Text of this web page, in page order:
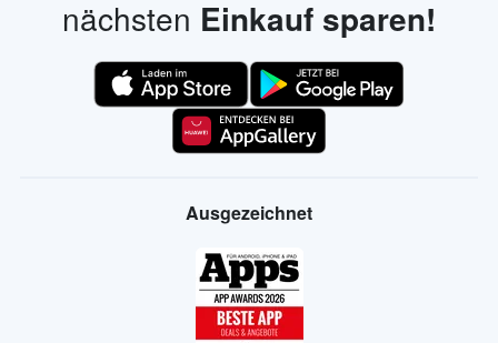
nächsten Einkauf sparen!
Ausgezeichnet